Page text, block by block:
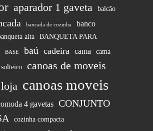
aparador 1 gaveta balcão
bancada de cozinha banco
alta
BANQUETA PARA
BASE baú cadeira cama cama
solteiro
canoas de moveis
canoas moveis
4 gavetas CONJUNTO
cozinha compacta